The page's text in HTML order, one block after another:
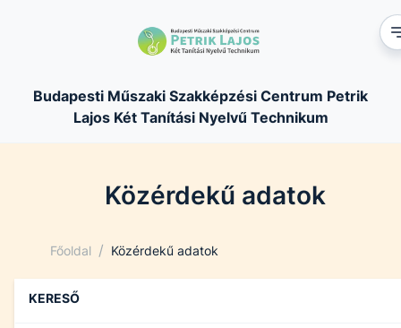
Budapesti Műszaki Szakképzési Centrum Petrik
Lajos Két Tanítási Nyelvű Technikum
Közérdekű adatok
Főoldal / Közérdekű adatok
KERESŐ